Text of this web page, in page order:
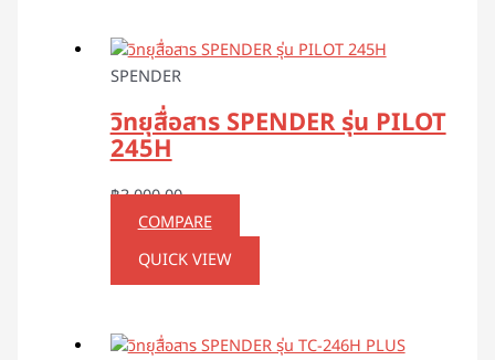
SPENDER
วิทยุสื่อสาร SPENDER รุ่น PILOT
245H
฿3,000.00
COMPARE
QUICK VIEW